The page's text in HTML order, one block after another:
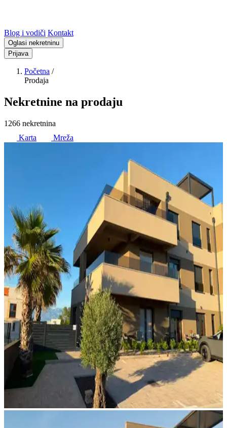
Blog i vodiči Kontakt
Oglasi nekretninu
Prijava
Početna /
Prodaja
Nekretnine na prodaju
1266 nekretnina
Karta
Mreža